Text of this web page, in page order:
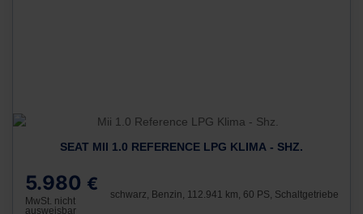
SEAT MII 1.0 REFERENCE LPG KLIMA - SHZ.
5.980 €
MwSt. nicht
ausweisbar
schwarz, Benzin, 112.941 km, 60 PS, Schaltgetriebe